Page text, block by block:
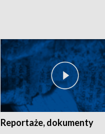
Reportaże, dokumenty